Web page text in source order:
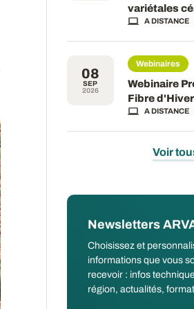
variétales
A DISTANCE
08
SEP
2026
Webinaires
Webinaire
Fibre d'Hiver
A DISTANCE
Voir
Newsletters
Choisissez et
informations que vous
recevoir : infos
région, actualités,